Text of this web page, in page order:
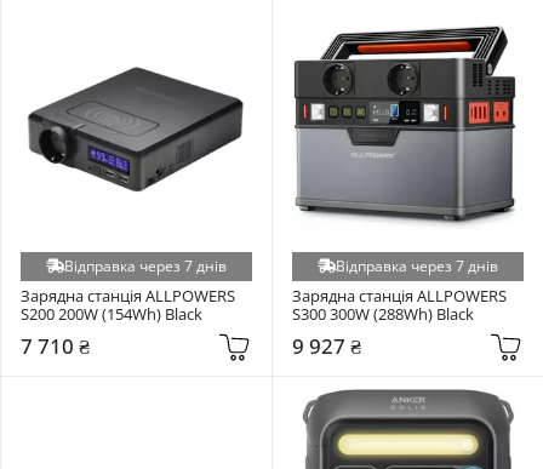
Відправка через 7 днів
Зарядна станція ALLPOWERS
S200 200W (154Wh) Black
7 710 ₴
Відправка через 7 днів
Зарядна станція ALLPOWERS
S300 300W (288Wh) Black
9 927 ₴